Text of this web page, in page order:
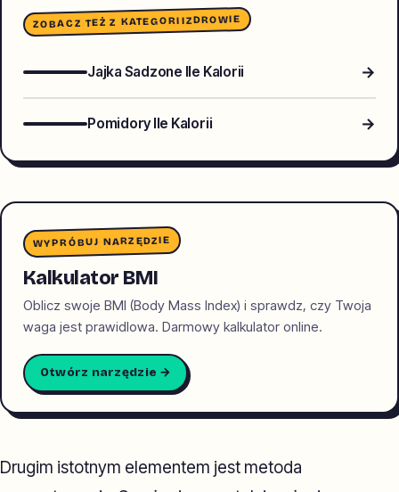
ZOBACZ TEŻ Z KATEGORIIZDROWIE
Jajka Sadzone Ile Kalorii →
Pomidory Ile Kalorii →
WYPRÓBUJ NARZĘDZIE
Kalkulator BMI
Oblicz swoje BMI (Body Mass Index) i sprawdz, czy Twoja
waga jest prawidlowa. Darmowy kalkulator online.
Otwórz narzędzie →
Drugim istotnym elementem jest metoda